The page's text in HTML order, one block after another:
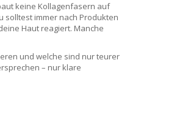
keine Kollagenfasern auf
solltest immer nach Produkten
Haut reagiert. Manche
und welche sind nur teurer
– nur klare